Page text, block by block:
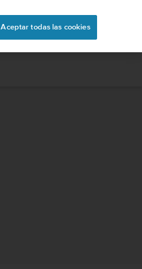
Aceptar todas las cookies